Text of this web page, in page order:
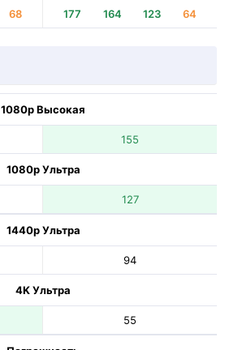
68 177 164 123 64
1080p Высокая
155
1080p Ультра
127
1440p Ультра
94
4K Ультра
55